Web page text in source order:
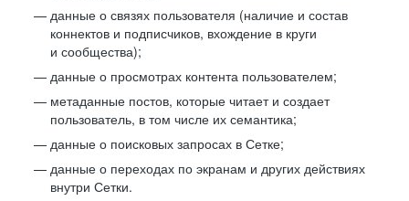
данные о связях пользователя (наличие и состав
коннектов и подписчиков, вхождение в круги
и сообщества);
данные о просмотрах контента пользователем;
метаданные постов, которые читает и создает
пользователь, в том числе их семантика;
данные о поисковых запросах в Сетке;
данные о переходах по экранам и других действиях
внутри Сетки.